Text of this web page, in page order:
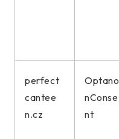
perfect
cantee
n.cz
Optano
nConse
nt